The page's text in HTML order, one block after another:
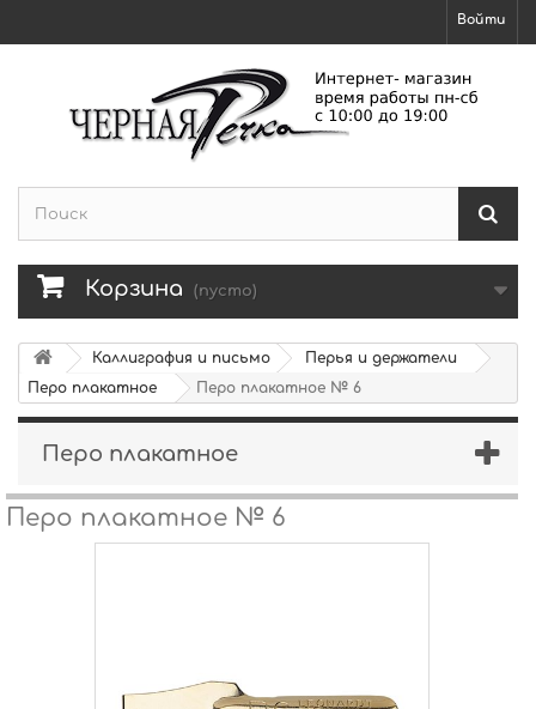
Войти
Корзина (пусто)
Каллиграфия и письмо
Перья и держатели
Перо плакатное
Перо плакатное № 6
Перо плакатное
Перо плакатное № 6